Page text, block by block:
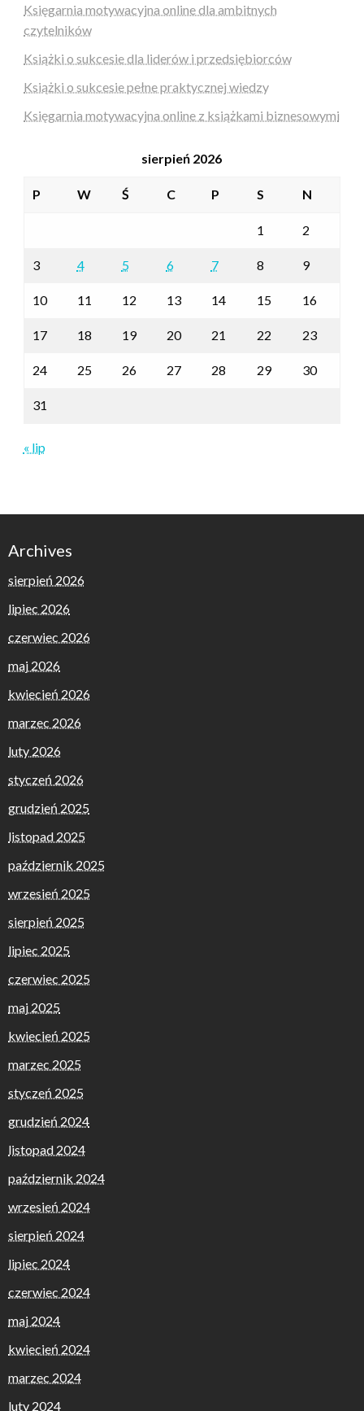
Księgarnia motywacyjna online dla ambitnych
czytelników
Książki o sukcesie dla liderów i przedsiębiorców
Książki o sukcesie pełne praktycznej wiedzy
Księgarnia motywacyjna online z książkami biznesowymi
sierpień 2026
P W Ś C P S N
1 2
3 4 5 6 7 8 9
10 11 12 13 14 15 16
17 18 19 20 21 22 23
24 25 26 27 28 29 30
31
« lip
Archives
sierpień 2026
lipiec 2026
czerwiec 2026
maj 2026
kwiecień 2026
marzec 2026
luty 2026
styczeń 2026
grudzień 2025
listopad 2025
październik 2025
wrzesień 2025
sierpień 2025
lipiec 2025
czerwiec 2025
maj 2025
kwiecień 2025
marzec 2025
styczeń 2025
grudzień 2024
listopad 2024
październik 2024
wrzesień 2024
sierpień 2024
lipiec 2024
czerwiec 2024
maj 2024
kwiecień 2024
marzec 2024
luty 2024